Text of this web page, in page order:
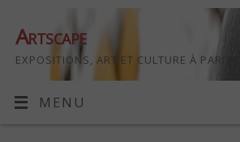
Artscape
EXPOSITIONS, ART ET CULTURE À PARIS
MENU